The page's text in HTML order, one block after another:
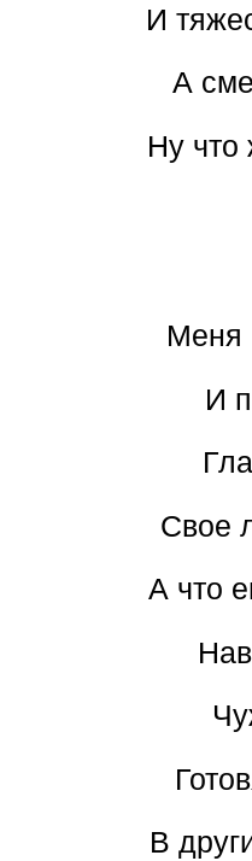
И
А
Ну что
Меня
И
Свое
А что
В